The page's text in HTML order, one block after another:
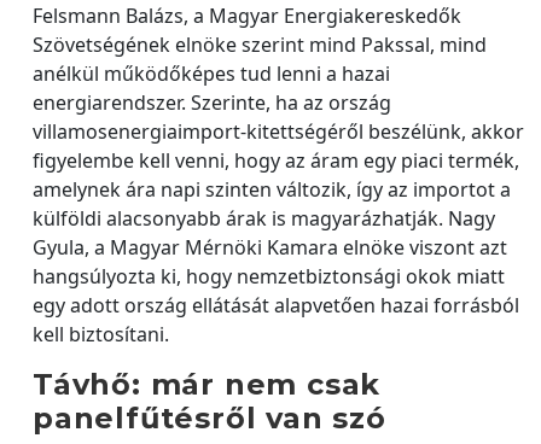
Felsmann Balázs, a Magyar Energiakereskedők
Szövetségének elnöke szerint mind Pakssal, mind
anélkül működőképes tud lenni a hazai
energiarendszer. Szerinte, ha az ország
villamosenergiaimport-kitettségéről beszélünk, akkor
figyelembe kell venni, hogy az áram egy piaci termék,
amelynek ára napi szinten változik, így az importot a
külföldi alacsonyabb árak is magyarázhatják. Nagy
Gyula, a Magyar Mérnöki Kamara elnöke viszont azt
hangsúlyozta ki, hogy nemzetbiztonsági okok miatt
egy adott ország ellátását alapvetően hazai forrásból
kell biztosítani.
Távhő: már nem csak
panelfűtésről van szó